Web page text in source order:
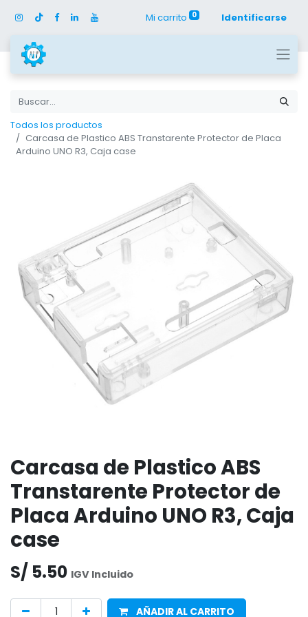
Mi carrito 0 Identificarse
Todos los productos
Carcasa de Plastico ABS Transtarente Protector de Placa
Arduino UNO R3, Caja case
Carcasa de Plastico ABS
Transtarente Protector de
Placa Arduino UNO R3, Caja
case
S/ 5.50 IGV Incluido
AÑADIR AL CARRITO